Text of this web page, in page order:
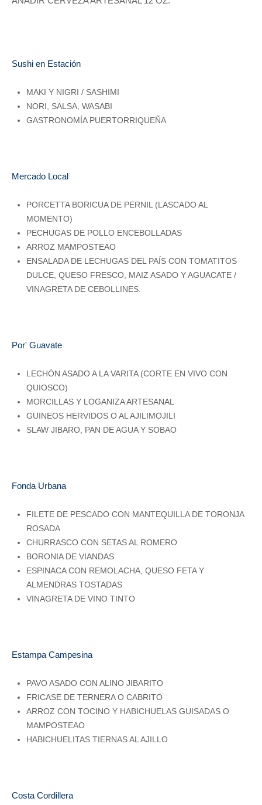
Sushi en Estación
MAKI Y NIGRI / SASHIMI
NORI, SALSA, WASABI
GASTRONOMÍA PUERTORRIQUEÑA
Mercado Local
PORCETTA BORICUA DE PERNIL (LASCADO AL
MOMENTO)
PECHUGAS DE POLLO ENCEBOLLADAS
ARROZ MAMPOSTEAO
ENSALADA DE LECHUGAS DEL PAÍS CON TOMATITOS
DULCE, QUESO FRESCO, MAIZ ASADO Y AGUACATE /
VINAGRETA DE CEBOLLINES.
Por' Guavate
LECHÓN ASADO A LA VARITA (CORTE EN VIVO CON
QUIOSCO)
MORCILLAS Y LOGANIZA ARTESANAL
GUINEOS HERVIDOS O AL AJILIMOJILI
SLAW JIBARO, PAN DE AGUA Y SOBAO
Fonda Urbana
FILETE DE PESCADO CON MANTEQUILLA DE TORONJA
ROSADA
CHURRASCO CON SETAS AL ROMERO
BORONIA DE VIANDAS
ESPINACA CON REMOLACHA, QUESO FETA Y
ALMENDRAS TOSTADAS
VINAGRETA DE VINO TINTO
Estampa Campesina
PAVO ASADO CON ALINO JIBARITO
FRICASE DE TERNERA O CABRITO
ARROZ CON TOCINO Y HABICHUELAS GUISADAS O
MAMPOSTEAO
HABICHUELITAS TIERNAS AL AJILLO
Costa Cordillera